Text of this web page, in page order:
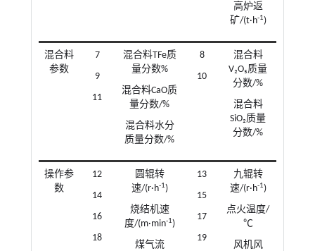
高炉返
矿/(t·h-1)
混合料
参数
7
9
11
混合料TFe质
量分数%
混合料CaO质
量分数/%
混合料水分
质量分数/%
8
10
混合料
V₂O₅质量
分数/%
混合料
SiO₂质量
分数/%
操作参
数
12
14
16
18
圆辊转
速/(r·h-1)
烧结机速
度/(m·min-1)
煤气流
13
15
17
19
九辊转
速/(r·h-1)
点火温度/
℃
风机风